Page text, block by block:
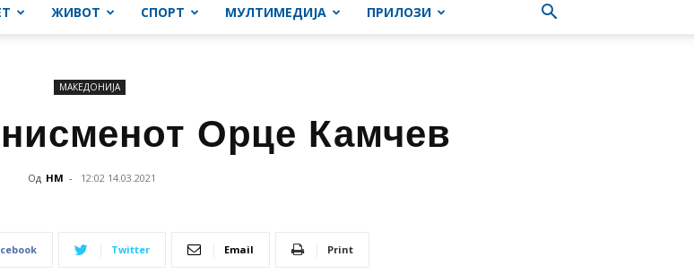
ЖИВОТ СПОРТ МУЛТИМЕДИЈА ПРИЛОЗИ
МАКЕДОНИЈА
Орце Камчев
Од НМ - 12:02 14.03.2021
Twitter Email Print